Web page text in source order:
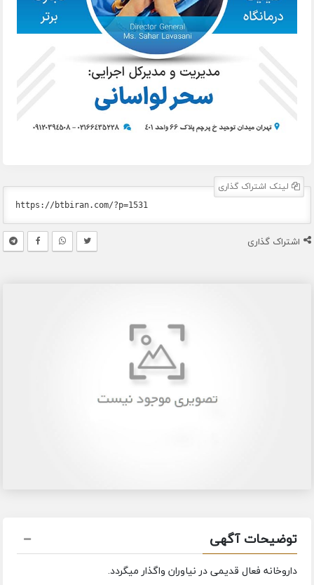
لینک اشتراک گذاری
اشتراک گذاری
توضیحات آگهی
داروخانه فعال قدیمی در نیاوران واگذار میگردد.